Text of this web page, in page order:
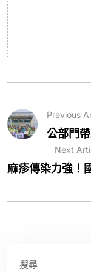
Previous
公部門
Next
麻疹傳染力強！
搜尋